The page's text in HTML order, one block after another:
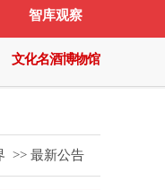
智库观察
文化名酒博物馆
>> 最新公告